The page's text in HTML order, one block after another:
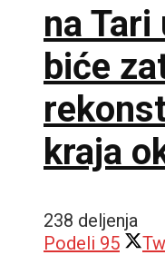
na Tari
biće
kraja
238 deljenja
Podeli 95